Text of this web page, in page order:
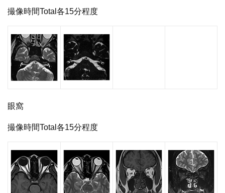
撮像時間Total各15分程度
眼窩
撮像時間Total各15分程度